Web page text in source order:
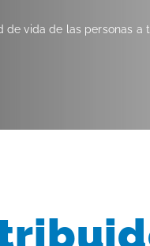
vida de las personas a